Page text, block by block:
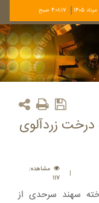
4:01:17 صبح
درخت زردآلوی
|
مشاهده:
117
سهند سرحدی از